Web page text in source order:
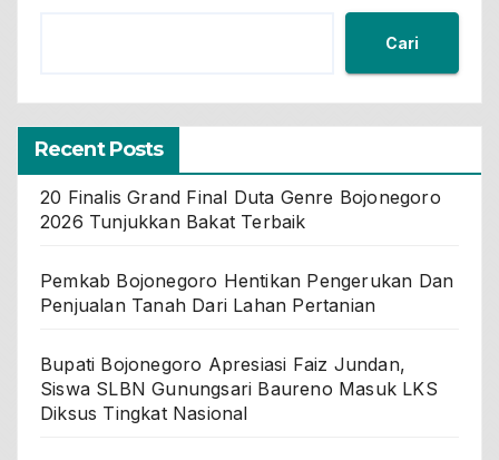
Cari
Recent Posts
20 Finalis Grand Final Duta Genre Bojonegoro
2026 Tunjukkan Bakat Terbaik
Pemkab Bojonegoro Hentikan Pengerukan Dan
Penjualan Tanah Dari Lahan Pertanian
Bupati Bojonegoro Apresiasi Faiz Jundan,
Siswa SLBN Gunungsari Baureno Masuk LKS
Diksus Tingkat Nasional